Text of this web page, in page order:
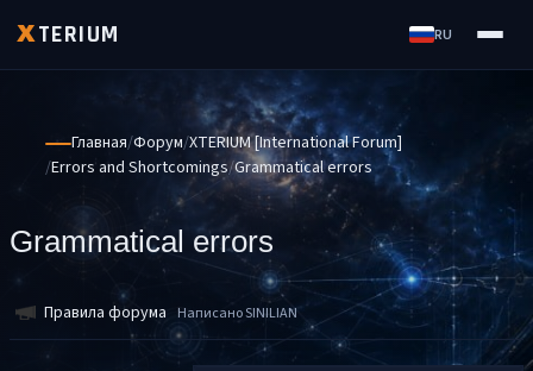
XTERIUM RU
Главная Форум XTERIUM [International Forum]
Errors and Shortcomings Grammatical errors
Grammatical errors
Правила форума Написано SINILIAN